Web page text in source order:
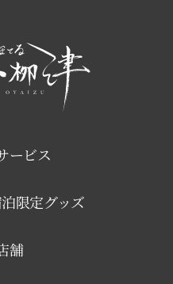
ービス
限定グッズ
舗